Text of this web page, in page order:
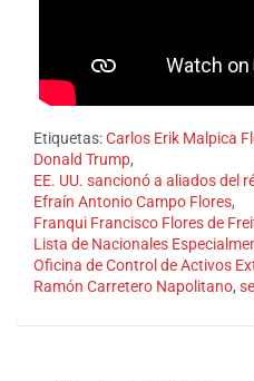
Etiquetas:Carlos Erik Malpica
Donald Trump,
EE. UU. sancionó a aliados del
Efraín Antonio Campo Flores,
Franqui Francisco Flores de
Lista de Nacionales
Oficina de Control de Activos
Ramón Carretero Napolitano,